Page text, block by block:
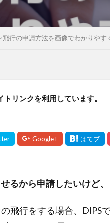
行の申請方法を画像でわかりやす
リンクを利用しています。
るから申請したいけど
飛行をする場合、DIPS